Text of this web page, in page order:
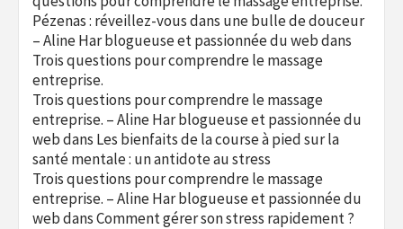
Pézenas : réveillez-vous dans une bulle de douceur
– Aline Har blogueuse et passionnée du webdans
Trois questions pour comprendre le massage
entreprise.
Trois questions pour comprendre le massage
entreprise. – Aline Har blogueuse et passionnée du
webdans Les bienfaits de la course à pied sur la
santé mentale : un antidote au stress
Trois questions pour comprendre le massage
entreprise. – Aline Har blogueuse et passionnée du
webdansComment gérer son stress rapidement ?